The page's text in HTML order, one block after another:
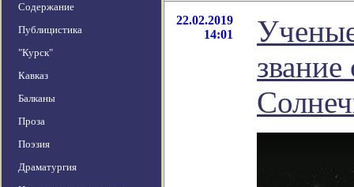
Содержание
Публицистика
"Курск"
Кавказ
Балканы
Проза
Поэзия
Драматургия
22.02.2019
14:01
звание